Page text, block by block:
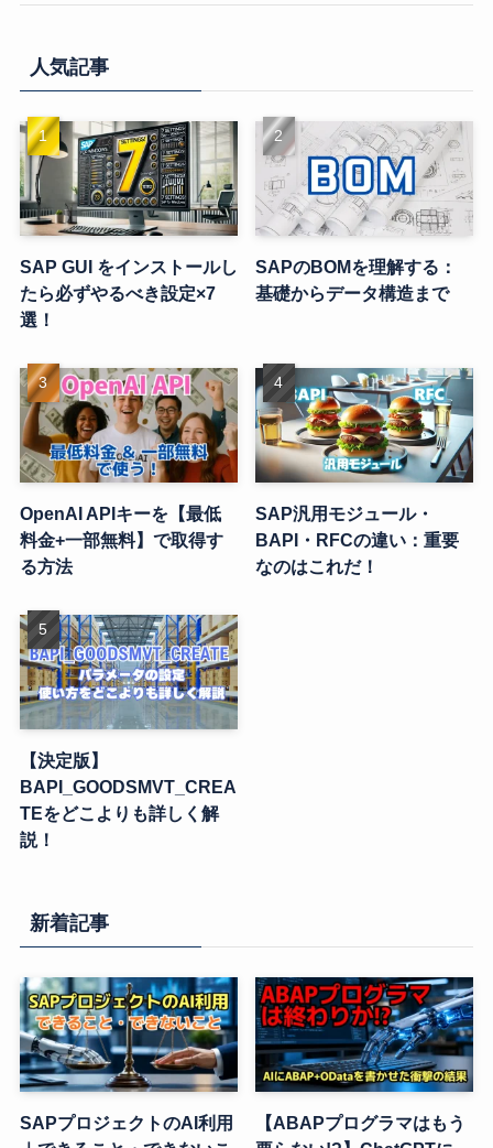
人気記事
SAP GUI をインストールし
たら必ずやるべき設定×7
選！
SAPのBOMを理解する：
基礎からデータ構造まで
OpenAI APIキーを【最低
料金+一部無料】で取得す
る方法
SAP汎用モジュール・
BAPI・RFCの違い：重要
なのはこれだ！
【決定版】
BAPI_GOODSMVT_CREA
TEをどこよりも詳しく解
説！
新着記事
SAPプロジェクトのAI利用
【ABAPプログラマはもう